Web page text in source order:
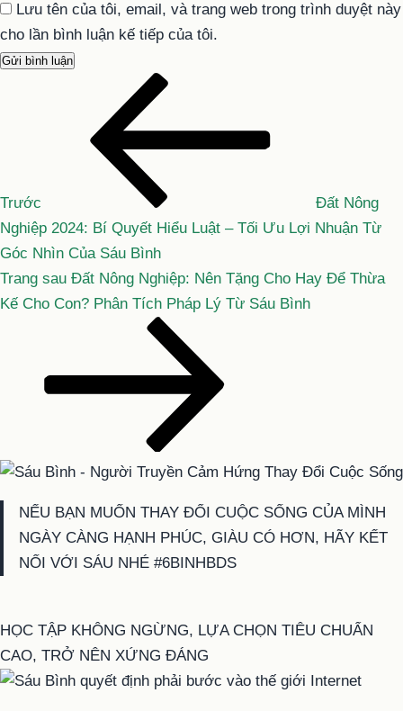
Lưu tên của tôi, email, và trang web trong trình duyệt này
cho lần bình luận kế tiếp của tôi.
viết
Trước
Đất Nông
Nghiệp 2024: Bí Quyết Hiểu Luật – Tối Ưu Lợi Nhuận Từ
Góc Nhìn Của Sáu Bình
Bài
tiếp
Trang sau Đất Nông Nghiệp: Nên Tặng Cho Hay Để Thừa
Kế Cho Con? Phân Tích Pháp Lý Từ Sáu Bình
NẾU BẠN MUỐN THAY ĐỔI CUỘC SỐNG CỦA MÌNH
NGÀY CÀNG HẠNH PHÚC, GIÀU CÓ HƠN, HÃY KẾT
NỐI VỚI SÁU NHÉ #6BINHBDS
HỌC TẬP KHÔNG NGỪNG, LỰA CHỌN TIÊU CHUẨN
CAO, TRỞ NÊN XỨNG ĐÁNG